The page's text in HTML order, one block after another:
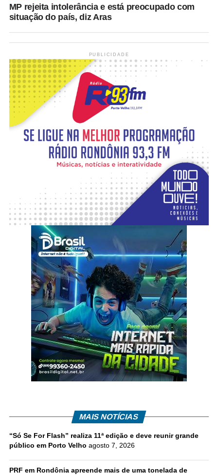
MP rejeita intolerância e está preocupado com
situação do país, diz Aras
PUBLICIDADE
MAIS NOTÍCIAS
“Só Se For Flash” realiza 11ª edição e deve reunir grande
público em Porto Velho agosto 7, 2026
PRF em Rondônia apreende mais de uma tonelada de